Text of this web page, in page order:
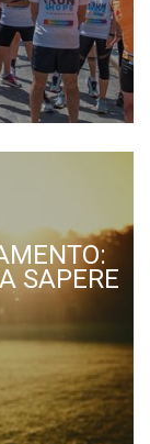
SAPERE